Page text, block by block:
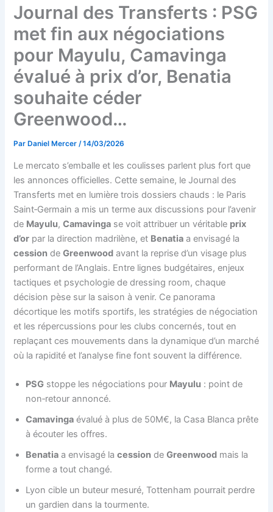
Journal des Transferts : PSG
met fin aux négociations
pour Mayulu, Camavinga
évalué à prix d’or, Benatia
souhaite céder
Greenwood…
Par Daniel Mercer/14/03/2026
Le mercato s’emballe et les coulisses parlent plus fort que
les annonces officielles. Cette semaine, le Journal des
Transferts met en lumière trois dossiers chauds : le Paris
Saint‑Germain a mis un terme aux discussions pour l’avenir
de Mayulu,Camavinga se voit attribuer un véritable prix
d’or par la direction madrilène, et Benatia a envisagé la
cession deGreenwood avant la reprise d’un visage plus
performant de l’Anglais. Entre lignes budgétaires, enjeux
tactiques et psychologie de dressing room, chaque
décision pèse sur la saison à venir. Ce panorama
décortique les motifs sportifs, les stratégies de négociation
et les répercussions pour les clubs concernés, tout en
replaçant ces mouvements dans la dynamique d’un marché
où la rapidité et l’analyse fine font souvent la différence.
PSG stoppe les négociations pour Mayulu : point de
non‑retour annoncé.
Camavinga évalué à plus de 50M€, la Casa Blanca prête
à écouter les offres.
Benatia a envisagé lacession deGreenwood mais la
forme a tout changé.
Lyon cible un buteur mesuré, Tottenham pourrait perdre
un gardien dans la tourmente.